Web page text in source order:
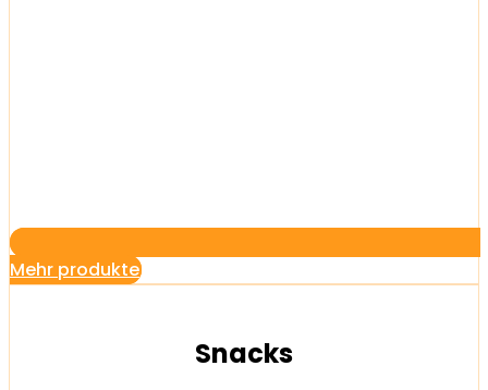
Mehr produkte
Snacks